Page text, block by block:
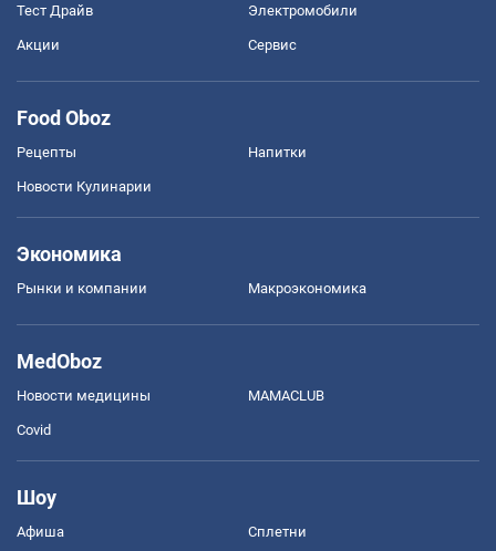
Тест Драйв Электромобили
Акции Сервис
Food Oboz
Рецепты Напитки
Новости Кулинарии
Экономика
Рынки и компании Mакроэкономика
MedOboz
Новости медицины MAMACLUB
Covid
Шоу
Афиша Сплетни